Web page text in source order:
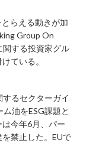
らえる動きが加
Group On
関する投資家グル
ている。
るセクターガイ
油をESG課題と
今年6月、パー
禁止した。EUで